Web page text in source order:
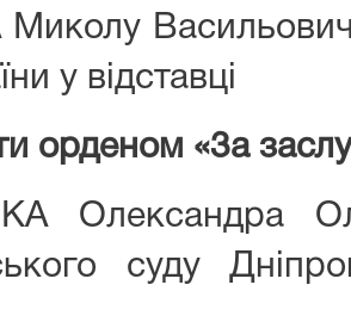
у відставці
орденом «3а
Олександра
суду